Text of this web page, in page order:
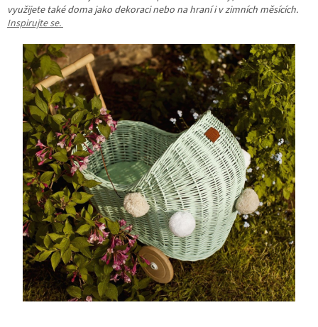
využijete také doma jako dekoraci nebo na hraní i v zimních měsících.
Inspirujte se.